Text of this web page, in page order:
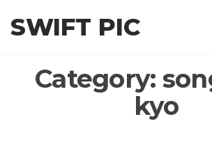
SWIFT PIC
Category:
kyo